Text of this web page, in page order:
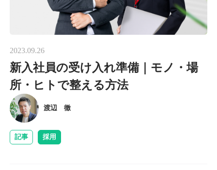
2023.09.26
新入社員の受け入れ準備｜モノ・場
所・ヒトで整える方法
渡辺 徹
記事 採用